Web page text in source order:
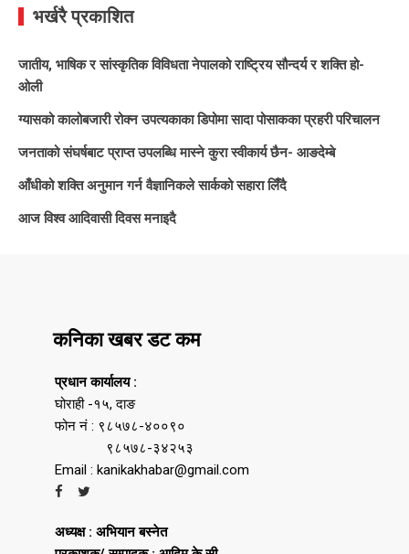
भर्खरै प्रकाशित
जातीय, भाषिक र सांस्कृतिक विविधता नेपालको राष्ट्रिय सौन्दर्य र शक्ति हो-
ओली
ग्यासको कालोबजारी रोक्न उपत्यकाका डिपोमा सादा पोसाकका प्रहरी परिचालन
जनताको संघर्षबाट प्राप्त उपलब्धि मास्ने कुरा स्वीकार्य छैन- आङदेम्बे
आँधीको शक्ति अनुमान गर्न वैज्ञानिकले सार्कको सहारा लिँदै
आज विश्व आदिवासी दिवस मनाइदै
कनिका खबर डट कम
प्रधान कार्यालय :
घोराही -१५, दाङ
फोन नं : ९८५७८-४००९०
९८५७८-३४२५३
Email : kanikakhabar@gmail.com
अध्यक्ष : अभियान बस्नेत